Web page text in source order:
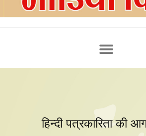
हिन्दी पत्रकारिता की